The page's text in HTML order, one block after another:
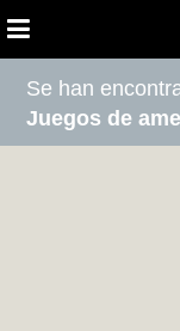
Se han
Juegos de